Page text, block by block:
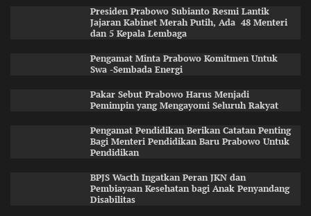
Presiden Prabowo Subianto Resmi Lantik
Jajaran Kabinet Merah Putih, Ada 48 Menteri
dan 5 Kepala Lembaga
Pengamat Minta Prabowo Komitmen Untuk
Swa -Sembada Energi
Pakar Sebut Prabowo Harus Menjadi
Pemimpin yang Mengayomi Seluruh Rakyat
Pengamat Pendidikan Berikan Catatan Penting
Bagi Menteri Pendidikan Baru Prabowo Untuk
Pendidikan
BPJS Wacth Ingatkan Peran JKN dan
Pembiayaan Kesehatan bagi Anak Penyandang
Disabilitas